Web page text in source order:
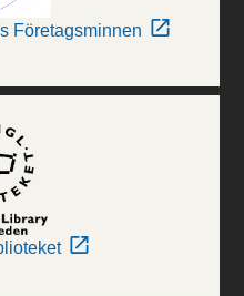
Företagsminnen